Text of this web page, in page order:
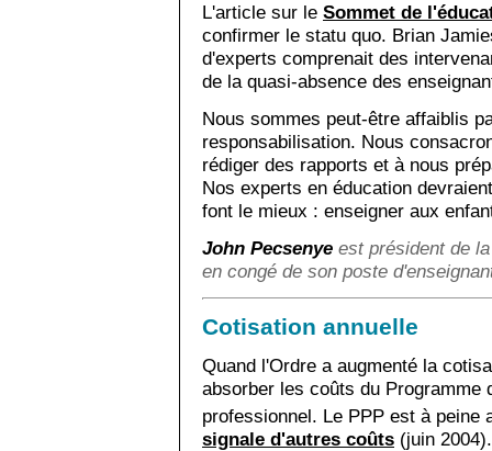
L'article sur le Sommet de
confirmer le statu quo. Brian
d'experts comprenait des
de la quasi-absence des
Nous sommes peut-être affaiblis
responsabilisation. Nous
rédiger des rapports et à nous
Nos experts en éducation
font le mieux : enseigner aux
John Pecsenye est président de
en congé de son poste
Cotisation annuelle
Quand l'Ordre a augmenté la
absorber les coûts du Programme
professionnel. Le PPP est à peine
signale d'autres coûts (juin 2004).